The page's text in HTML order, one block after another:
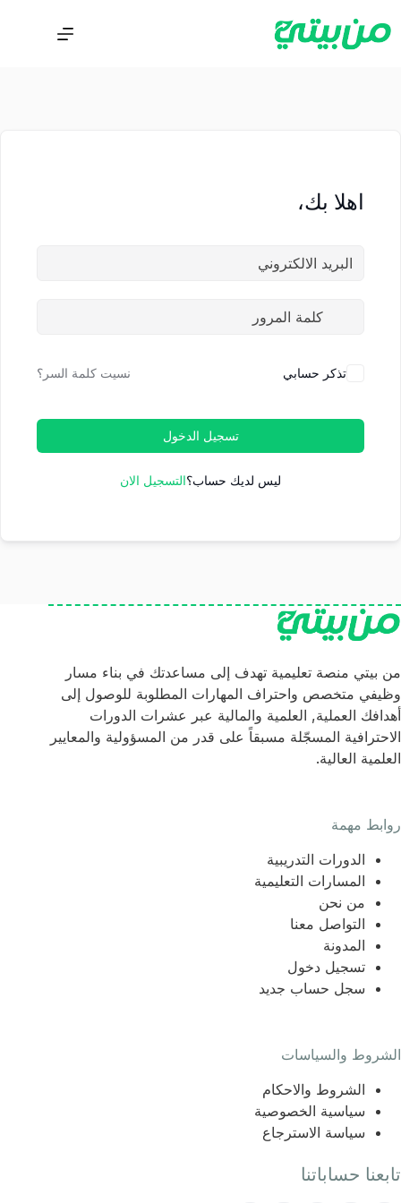
اهلا بك،
تذكر حسابي نسيت كلمة السر؟
تسجيل الدخول
ليس لديك حساب؟التسجيل الان
من بيتي منصة تعليمية تهدف إلى مساعدتك في بناء مسار
وظيفي متخصص واحتراف المهارات المطلوبة للوصول إلى
أهدافك العملية, العلمية والمالية عبر عشرات الدورات
الاحترافية المسجّلة مسبقاً على قدر من المسؤولية والمعايير
العلمية العالية.
روابط مهمة
الدورات التدريبية
المسارات التعليمية
من نحن
التواصل معنا
المدونة
تسجيل دخول
سجل حساب جديد
الشروط والسياسات
الشروط والاحكام
سياسية الخصوصية
سياسة الاسترجاع
تابعنا حساباتنا